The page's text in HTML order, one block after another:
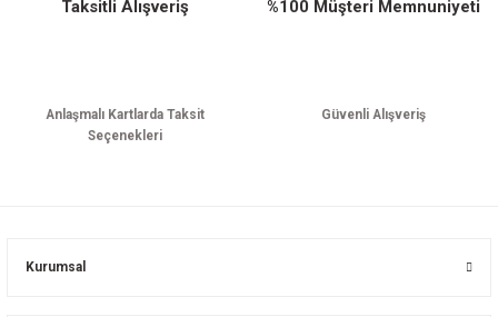
Taksitli Alışveriş
Anlaşmalı Kartlarda Taksit
Seçenekleri
%100 Müşteri Memnuniyeti
Güvenli Alışveriş
Kurumsal